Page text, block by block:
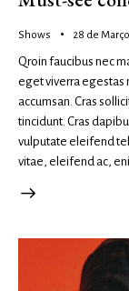
Shows 28 de
Qroin faucibus nec
eget viverra egestas
accumsan. Cras
tincidunt. Cras
vulputate eleifend
vitae, eleifend ac,